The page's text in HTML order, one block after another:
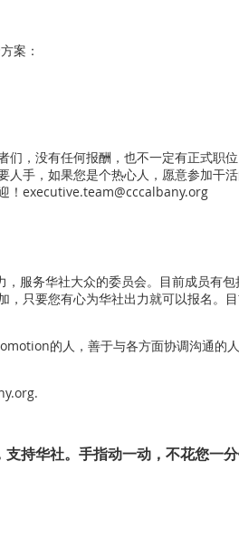
案：
们，没有任何报酬，也不一定有正式职
人手，如果您是个热心人，愿意参加干
！executive.team@cccalbany.org
服务华社大众的委员会。目前成员有
，只要您有心为华社出力就可以报名。
的人，善于与各方面协调沟通的人
持华社。手指动一动，不花您一